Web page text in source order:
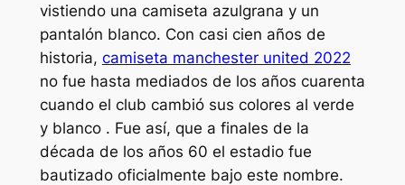
vistiendo una camiseta azulgrana y un
pantalón blanco. Con casi cien años de
historia, camiseta manchester united 2022
no fue hasta mediados de los años cuarenta
cuando el club cambió sus colores al verde
y blanco . Fue así, que a finales de la
década de los años 60 el estadio fue
bautizado oficialmente bajo este nombre.